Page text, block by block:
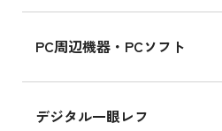
PC周辺機器・PCソフト
デジタル一眼レフ
MK2K3J/Aの新品買取